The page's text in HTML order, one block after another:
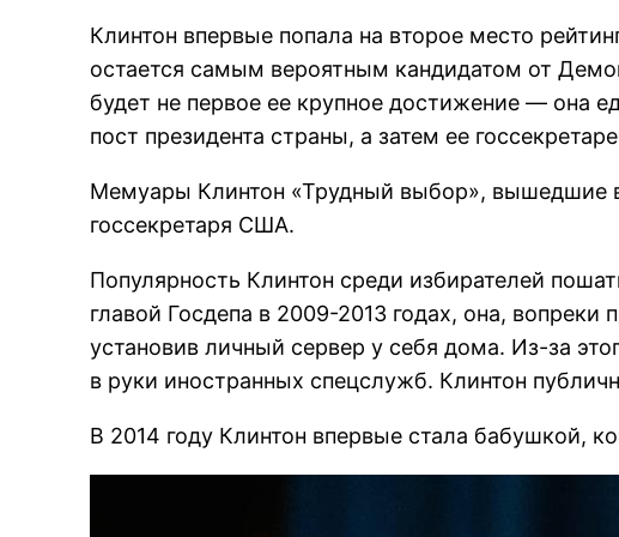
Клинтон впервые попала на второе место
остается самым вероятным кандидатом от
будет не первое ее крупное достижение — она
пост президента страны, а затем ее
Мемуары Клинтон «Трудный выбор», вышедшие в
госсекретаря США.
Популярность Клинтон среди избирателей
главой Госдепа в 2009-2013 годах, она, вопреки
установив личный сервер у себя дома. Из-за
в руки иностранных спецслужб. Клинтон
В 2014 году Клинтон впервые стала бабушкой,